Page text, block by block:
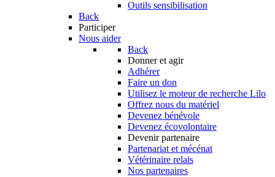
Outils sensibilisation
Back
Participer
Nous aider
Back
Donner et agir
Adhérer
Faire un don
Utilisez le moteur de recherche Lilo
Offrez nous du matériel
Devenez bénévole
Devenez écovolontaire
Devenir partenaire
Partenariat et mécénat
Vétérinaire relais
Nos partenaires